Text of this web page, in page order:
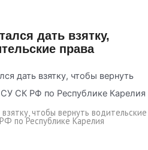
дать взятку,
права
чтобы вернуть водительские
по Республике Карелия